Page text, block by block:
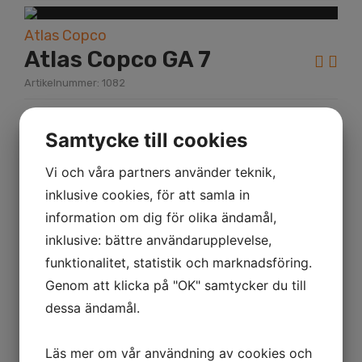
Atlas Copco
Atlas Copco GA 7
Artikelnummer: 1082
Beskrivning
År:2000
KM miltal:
Drifttimmar:
Kapacitet:
Atlas Copco GA 7 Sr.No. AII130188 8 Bar 7
Samtycke till cookies
Vi och våra partners använder teknik,
inklusive cookies, för att samla in
information om dig för olika ändamål,
inklusive: bättre användarupplevelse,
funktionalitet, statistik och marknadsföring.
Genom att klicka på "OK" samtycker du till
dessa ändamål.
Läs mer om vår användning av cookies och